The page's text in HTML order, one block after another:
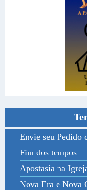
Envie seu Pedido
Fim dos tempos
Apostasia na
Nova Era e Nova